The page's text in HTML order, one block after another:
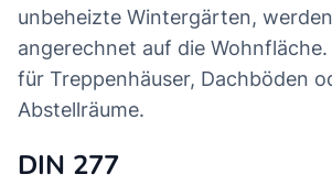
unbeheizte Wintergärten,
angerechnet auf die
für Treppenhäuser, Dachböden
Abstellräume.
DIN 277